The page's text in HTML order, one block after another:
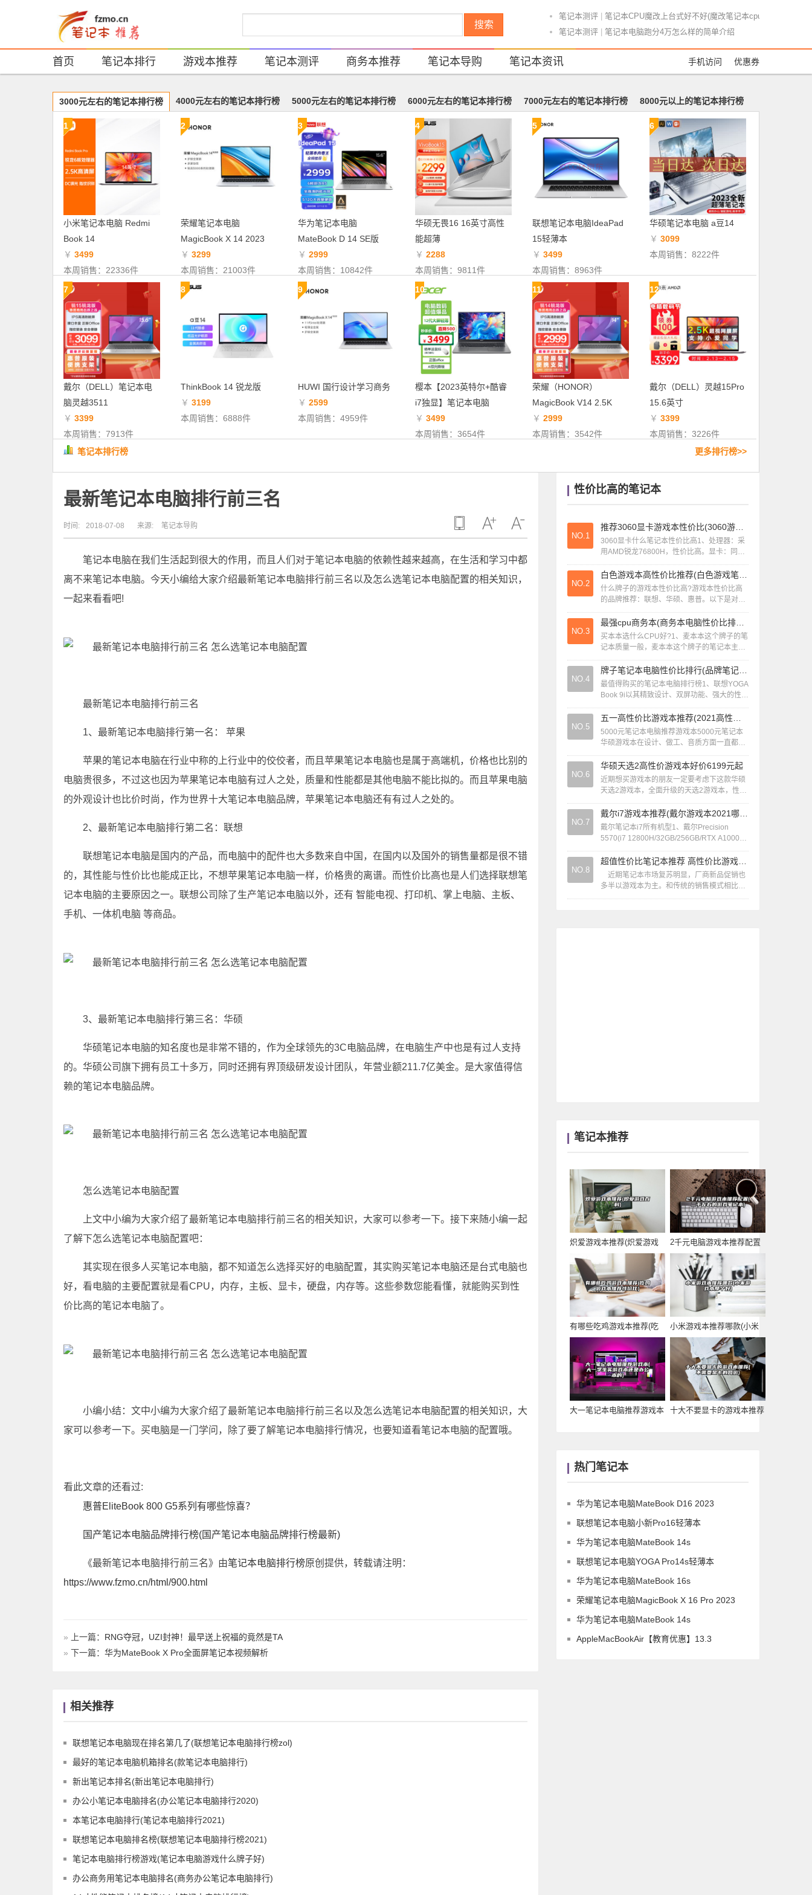
搜索
笔记本测评
笔记本CPU魔改上台式好不好(魔改笔记本cpu值不值)
笔记本测评
笔记本电脑跑分4万怎么样的简单介绍
笔记本导购|A5笔记本排名(a5笔记本多少钱)
游戏本推荐
游戏本剪辑本笔记本推荐(游戏本视频剪辑评测)
游戏本推荐| 恶魔游戏本推荐男生平价(恶魔游戏无弹窗)
笔记本导购|低调奢华！保时捷设计BOOK ONE体验
笔记本电脑cpu4代i5怎么样(笔记本i5四代cpu有哪些型号)
商务本推荐|游戏笔记本商务本(游戏笔记本配置怎么选)
笔记本导购|十大笔记本电脑评测机排名(笔记本评测谁做的好)
商务本推荐|包含商务本比游戏本质感好的词条
笔记本导购|战神TX9-CU5DA游戏更尽兴
笔记本电脑电容怎么样(笔记本电容烧坏会怎么样)
商务本推荐|联想游戏本和商务本哪个好(联想游戏本对比)
笔记本测评
自己diy小笔记本电脑好不好(自制好看的笔记本)
商务本推荐
轻薄商务本寿命(轻薄本用几年)
笔记本测评|
笔记本测评|豪华精品笔记本电脑怎么样(豪华精致)
游戏本推荐
5000以内的游戏本推荐(5000以内游戏本推荐性价比高)
笔记本测评|华硕灵耀S 2代轻薄本测评
首页 笔记本排行 游戏本推荐 笔记本测评 商务本推荐 笔记本导购 笔记本资讯 手机访问 优惠券
3000元左右的笔记本排行榜 4000元左右的笔记本排行榜 5000元左右的笔记本排行榜 6000元左右的笔记本排行榜 7000元左右的笔记本排行榜 8000元以上的笔记本排行榜
1
小米笔记本电脑 Redmi
Book 14
￥ 3499
本周销售：22336件
2
荣耀笔记本电脑
MagicBook X 14 2023
￥ 3299
本周销售：21003件
3
华为笔记本电脑
MateBook D 14 SE版
￥ 2999
本周销售：10842件
4
华硕无畏16 16英寸高性
能超薄
￥ 2288
本周销售：9811件
5
联想笔记本电脑IdeaPad
15轻薄本
￥ 3499
本周销售：8963件
6
华硕笔记本电脑 a豆14
￥ 3099
本周销售：8222件
7
戴尔（DELL）笔记本电
脑灵越3511
￥ 3399
本周销售：7913件
8
ThinkBook 14 锐龙版
￥ 3199
本周销售：6888件
9
HUWI 国行设计学习商务
￥ 2599
本周销售：4959件
10
樱本【2023英特尔+酷睿
i7独显】笔记本电脑
￥ 3499
本周销售：3654件
11
荣耀（HONOR）
MagicBook V14 2.5K
￥ 2999
本周销售：3542件
12
戴尔（DELL）灵越15Pro
15.6英寸
￥ 3399
本周销售：3226件
笔记本排行榜
更多排行榜>>
最新笔记本电脑排行前三名
时间: 2018-07-08 来源: 笔记本导购
笔记本电脑在我们生活起到很大的作用，而且人们对于笔记本电脑的依赖性越来越高，在生活和学习中都
离不来笔记本电脑。今天小编给大家介绍最新笔记本电脑排行前三名以及怎么选笔记本电脑配置的相关知识，
一起来看看吧!
最新笔记本电脑排行前三名
1、最新笔记本电脑排行第一名： 苹果
苹果的笔记本电脑在行业中称的上行业中的佼佼者，而且苹果笔记本电脑也是属于高端机，价格也比别的
电脑贵很多，不过这也因为苹果笔记本电脑有过人之处，质量和性能都是其他电脑不能比拟的。而且苹果电脑
的外观设计也比价时尚，作为世界十大笔记本电脑品牌，苹果笔记本电脑还有有过人之处的。
2、最新笔记本电脑排行第二名：联想
联想笔记本电脑是国内的产品，而电脑中的配件也大多数来自中国，在国内以及国外的销售量都是很不错
的，其性能与性价比也能成正比，不想苹果笔记本电脑一样，价格贵的离谱。而性价比高也是人们选择联想笔
记本电脑的主要原因之一。联想公司除了生产笔记本电脑以外，还有 智能电视、打印机、掌上电脑、主板、
手机、一体机电脑 等商品。
3、最新笔记本电脑排行第三名：华硕
华硕笔记本电脑的知名度也是非常不错的，作为全球领先的3C电脑品牌，在电脑生产中也是有过人支持
的。华硕公司旗下拥有员工十多万，同时还拥有界顶级研发设计团队，年营业额211.7亿美金。是大家值得信
赖的笔记本电脑品牌。
怎么选笔记本电脑配置
上文中小编为大家介绍了最新笔记本电脑排行前三名的相关知识，大家可以参考一下。接下来随小编一起
了解下怎么选笔记本电脑配置吧：
其实现在很多人买笔记本电脑，都不知道怎么选择买好的电脑配置，其实购买笔记本电脑还是台式电脑也
好，看电脑的主要配置就是看CPU，内存，主板、显卡，硬盘，内存等。这些参数您能看懂，就能购买到性
价比高的笔记本电脑了。
小编小结：文中小编为大家介绍了最新笔记本电脑排行前三名以及怎么选笔记本电脑配置的相关知识，大
家可以参考一下。买电脑是一门学问，除了要了解笔记本电脑排行情况，也要知道看笔记本电脑的配置哦。
看此文章的还看过:
惠普EliteBook 800 G5系列有哪些惊喜？
国产笔记本电脑品牌排行榜(国产笔记本电脑品牌排行榜最新)
《最新笔记本电脑排行前三名》由笔记本电脑排行榜原创提供，转载请注明：
https://www.fzmo.cn/html/900.html
» 上一篇： RNG夺冠，UZI封神！最早送上祝福的竟然是TA
» 下一篇： 华为MateBook X Pro全面屏笔记本视频解析
相关推荐
联想笔记本电脑现在排名第几了(联想笔记本电脑排行榜zol)
最好的笔记本电脑机箱排名(款笔记本电脑排行)
新出笔记本排名(新出笔记本电脑排行)
办公小笔记本电脑排名(办公笔记本电脑排行2020)
本笔记本电脑排行(笔记本电脑排行2021)
联想笔记本电脑排名榜(联想笔记本电脑排行榜2021)
笔记本电脑排行榜游戏(笔记本电脑游戏什么牌子好)
办公商务用笔记本电脑排名(商务办公笔记本电脑排行)
性价比高的笔记本
NO.1
3060显卡什么笔记本性价比高1、处理器：采
用AMD锐龙76800H，性价比高。显卡：同样
搭载140W RTX3060。屏幕与设计：16英寸
5K屏幕，支持165...
NO.2
什么牌子的游戏本性价比高?游戏本性价比高
的品牌推荐：联想、华硕、惠普。以下是对这
些品牌性价比的 联想 联想是游戏本市场的重
要参与者，其产品线丰富，覆盖多种价位和...
NO.3
买本本选什么CPU好?1、麦本本这个牌子的笔
记本质量一般，麦本本这个牌子的笔记本主要
是打高性从比，低价格高配置，用来家用是没
有问题的，常用选择小表2就可以了，省...
NO.4
最值得购买的笔记本电脑排行榜1、联想YOGA
Book 9i以其精致设计、双屏功能、强大的性
能、有源笔支持、8K OLED触摸屏以及高动态
范围视频支持，成为最佳...
NO.5
5000元笔记本电脑推荐游戏本5000元笔记本
华硕游戏本在设计、做工、音质方面一直都很
优秀。今天为大家推荐的这款华硕飞行堡垒
FX50JK笔记本是时下关注度很高的...
NO.6
华硕天选2高性价游戏本好价6199元起
近期想买游戏本的朋友一定要考虑下这款华硕
天选2游戏本，全面升级的天选2游戏本，性能
与颜值炸裂的同时，还加入了活灵活现的天选
姬桌宠。目前天选2游戏本酷睿版有多个版...
NO.7
戴尔笔记本i7所有机型1、戴尔Precision
5570(i7 12800H/32GB/256GB/RTX A1000)
设备类型：移动工作站，强调专业性能。...
NO.8
近期笔记本市场复苏明显，厂商新品促销也
多半以游戏本为主。和传统的销售模式相比，
现在越来越多的用户选择在网上商城购买，不
笔记本推荐
炽爱游戏本推荐(炽爱游戏
2千元电脑游戏本推荐配置
(二千左右的游戏
有哪些吃鸡游戏本推荐(吃
鸡游戏本推荐性价
小米游戏本推荐哪款(小米
游戏本那个好)
大一笔记本电脑推荐游戏本
十大不要显卡的游戏本推荐
热门笔记本
华为笔记本电脑MateBook D16 2023
联想笔记本电脑小新Pro16轻薄本
华为笔记本电脑MateBook 14s
联想笔记本电脑YOGA Pro14s轻薄本
华为笔记本电脑MateBook 16s
荣耀笔记本电脑MagicBook X 16 Pro 2023
华为笔记本电脑MateBook 14s
AppleMacBookAir【教育优惠】13.3